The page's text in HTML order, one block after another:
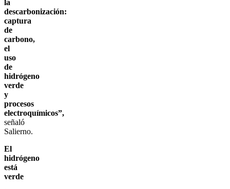
la
descarbonización:
captura
de
carbono,
el
uso
de
hidrógeno
verde
y
procesos
electroquímicos”,
señaló
Salierno.
El
hidrógeno
está
verde